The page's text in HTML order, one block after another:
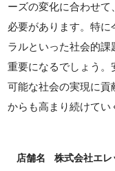
ーズの変化に合わせ
必要があります。特に
ラルといった社会的
重要になるでしょう
可能な社会の実現に
からも高まり続けてい
店舗名 株式会社エレ